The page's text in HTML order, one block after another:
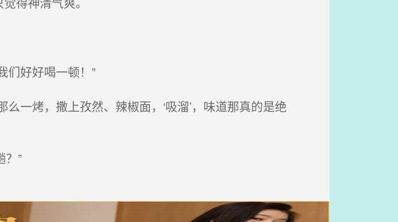
们好好喝一顿！”
一烤，撒上孜然、辣椒面，‘吸溜’，味道那真的是绝
”